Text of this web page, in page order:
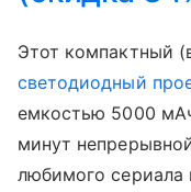
Этот компактный
светодиодный
емкостью 5000
минут
любимого